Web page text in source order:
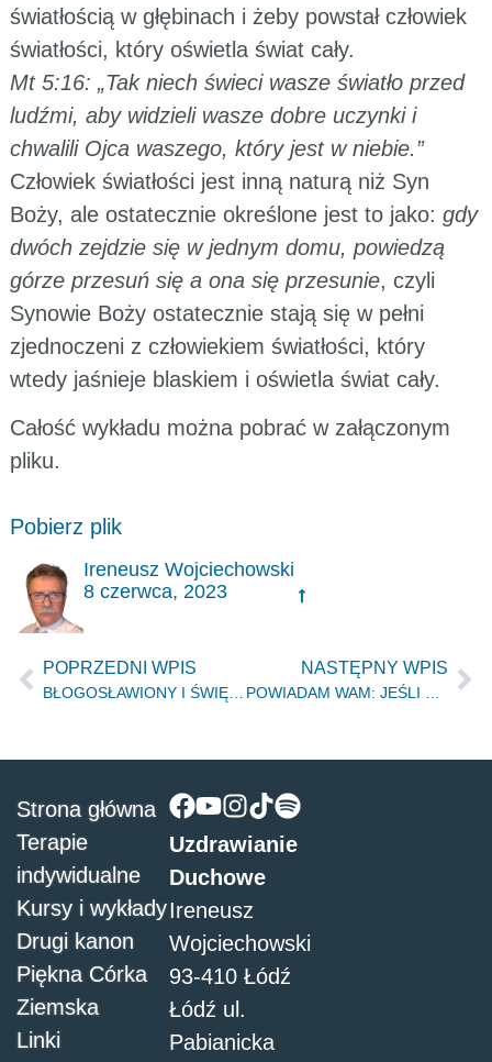
światłością w głębinach i żeby powstał człowiek
światłości, który oświetla świat cały.
Mt 5:16: „Tak niech świeci wasze światło przed
ludźmi, aby widzieli wasze dobre uczynki i
chwalili Ojca waszego, który jest w niebie.”
Człowiek światłości jest inną naturą niż Syn
Boży, ale ostatecznie określone jest to jako: gdy
dwóch zejdzie się w jednym domu, powiedzą
górze przesuń się a ona się przesunie, czyli
Synowie Boży ostatecznie stają się w pełni
zjednoczeni z człowiekiem światłości, który
wtedy jaśnieje blaskiem i oświetla świat cały.
Całość wykładu można pobrać w załączonym
pliku.
Pobierz plik
Ireneusz Wojciechowski
8 czerwca, 2023
POPRZEDNI WPIS
BŁOGOSŁAWIONY I ŚWIĘTY, KTO MA UDZIAŁ W PIERWSZYM ZMARTWYCHWSTANIU (AP 20.6) – Łężyce 12.2022r
NASTĘPNY WPIS
Uzdrawianie
Duchowe
Ireneusz
Wojciechowski
93-410 Łódź
Łódź ul.
Pabianicka
Strona główna
Terapie
indywidualne
Kursy i wykłady
Drugi kanon
Piękna Córka
Ziemska
Linki